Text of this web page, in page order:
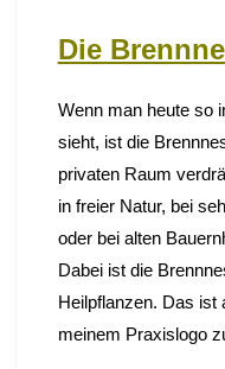
Die
Wenn man heute so
sieht, ist die
privaten Raum
in freier Natur, bei
oder bei alten
Dabei ist die
Heilpflanzen. Das ist
meinem Praxislogo